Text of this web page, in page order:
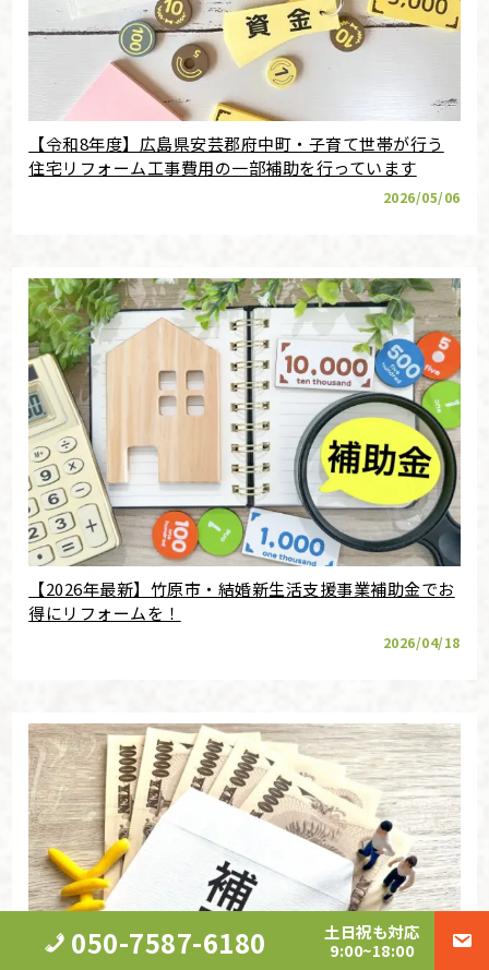
【令和8年度】広島県安芸郡府中町・子育て世帯が行う
住宅リフォーム工事費用の一部補助を行っています
2026/05/06
【2026年最新】竹原市・結婚新生活支援事業補助金でお
得にリフォームを！
2026/04/18
050-7587-6180
土日祝も対応
9:00~18:00